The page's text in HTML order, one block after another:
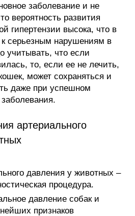
заболевание и не
вероятность развития
гипертензии высока, что в
серьезным нарушениям в
учитывать, что если
то, если ее не лечить,
может сохраняться и
даже при успешном
артериального
давления у животных –
процедура.
давление собак и
признаков